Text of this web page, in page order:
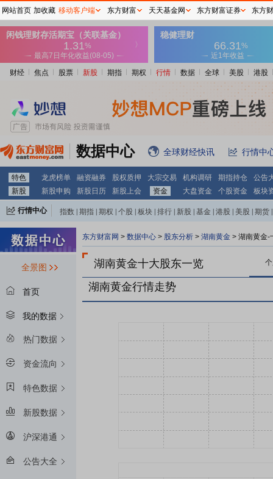
财经 焦点 股票 新股 期指 期权 行情 数据 全球 美股 港股
数据中心 全球财经快讯 行情中
特色 龙虎榜单 融资融券 股权质押 大宗交易 机构调研 期指持仓
公告
新股
新股申购 新股日历 新股上会 资金 大盘资金 个股资金 板块
行情中心 指数 期指 期权 个股 板块 排行 新股 基金 港股 美股 期货
全景图
首页
我的数据
热门数据
资金流向
特色数据
新股数据
沪深港通
公告大全
东方财富网 > 数据中心 > 股东分析 > 湖南黄金 > 湖南黄金-
湖南黄金十大股东一览
湖南黄金行情走势
网站首页 加收藏 移动客户端 东方财富 天天基金网 东方财富证券 东方